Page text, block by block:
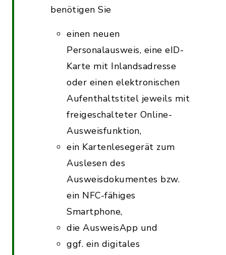
benötigen Sie
einen neuen
Personalausweis, eine eID-
Karte mit Inlandsadresse
oder einen elektronischen
Aufenthaltstitel jeweils mit
freigeschalteter Online-
Ausweisfunktion,
ein Kartenlesegerät zum
Auslesen des
Ausweisdokumentes bzw.
ein NFC-fähiges
Smartphone,
die AusweisApp und
ggf. ein digitales